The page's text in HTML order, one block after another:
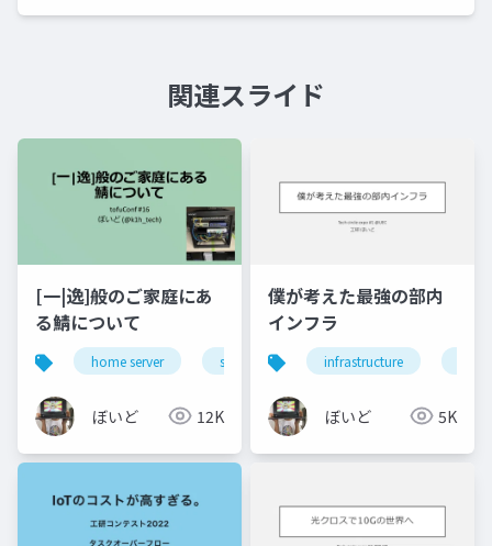
関連スライド
[一|逸]般のご家庭にあ
る鯖について
home server server operation network
ぼいど 12K
僕が考えた最強の部内
インフラ
infrastructure
ぼいど 5K